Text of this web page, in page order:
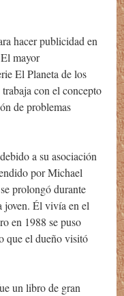
hacer publicidad en
mayor
El Planeta de los
con el concepto
de problemas
a su asociación
por Michael
prolongó durante
joven. Él vivía en el
en 1988 se puso
que el dueño visitó
un libro de gran